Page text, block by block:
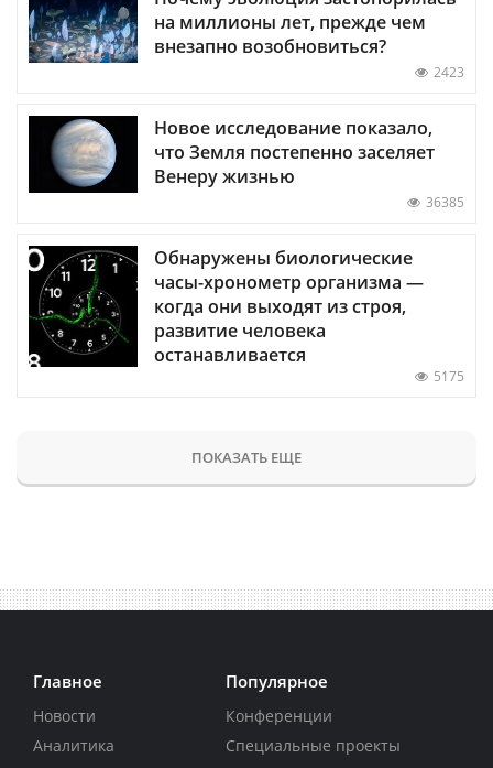
на миллионы лет, прежде чем
внезапно возобновиться?
2423
Новое исследование показало,
что Земля постепенно заселяет
Венеру жизнью
36385
Обнаружены биологические
часы-хронометр организма —
когда они выходят из строя,
развитие человека
останавливается
5175
ПОКАЗАТЬ ЕЩЕ
Главное
Новости
Аналитика
Популярное
Конференции
Специальные проекты